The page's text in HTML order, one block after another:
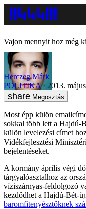
Vajon mennyit hoz még
Herczeg Márk
POLITIKA
2013.
Megosztás
Most épp külön
sokkal több lett a Hajdú-
külön levelezési címet
Vidékfejlesztési
bejelentéseket.
A kormány április végi
tárgyalóasztalhoz az
víziszárnyas-feldolgozó
kezdődhet a Hajdú-Bét-
baromfitenyésztőknek